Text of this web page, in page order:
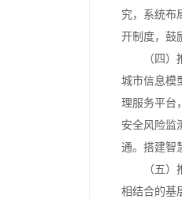
究，系统布
开制度，鼓
（四）推
城市信息模
理服务平台
安全风险监
通。搭建智
（五）推
相结合的基